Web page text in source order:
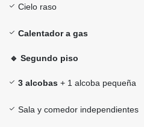
Cielo raso
Calentador a gas
🔹 Segundo piso
3 alcobas + 1 alcoba pequeña
Sala y comedor independientes